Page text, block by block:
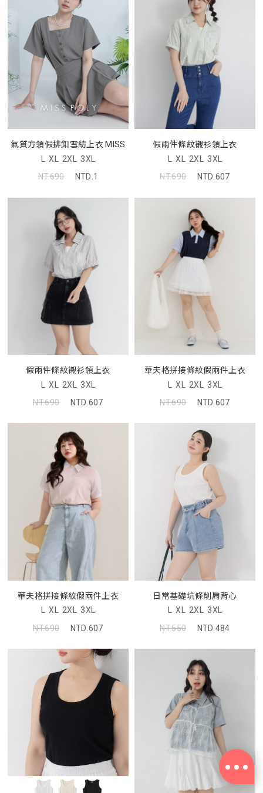
氣質方領假排釦雪紡上衣 MISS
L XL 2XL 3XL
NT.690
NTD.1
假兩件條紋襯衫領上衣
L XL 2XL 3XL
NT.690
NTD.607
假兩件條紋襯衫領上衣
L XL 2XL 3XL
NT.690
NTD.607
華夫格拼接條紋假兩件上衣
L XL 2XL 3XL
NT.690
NTD.607
華夫格拼接條紋假兩件上衣
L XL 2XL 3XL
NT.690
NTD.607
日常基礎坑條削肩背心
L XL 2XL 3XL
NT.550
NTD.484